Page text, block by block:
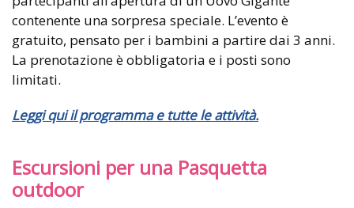
contenente una sorpresa speciale. L’evento è
gratuito, pensato per i bambini a partire dai 3 anni.
La prenotazione è obbligatoria e i posti sono
limitati.
Leggi qui il programma e tutte le attività.
Escursioni per una Pasquetta
outdoor